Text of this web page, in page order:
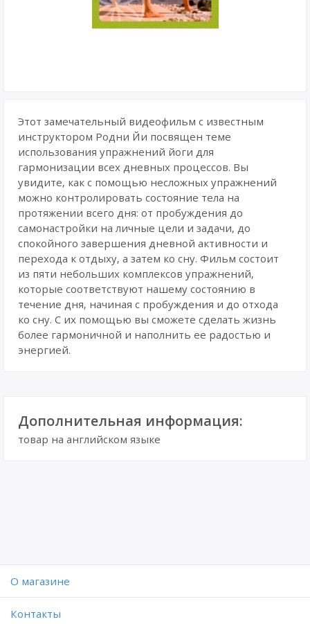
Этот замечательный видеофильм с известным
инструктором Родни Йи посвящен теме
использования упражнений йоги для
гармонизации всех дневных процессов. Вы
увидите, как с помощью несложных упражнений
можно контролировать состояние тела на
протяжении всего дня: от пробуждения до
самонастройки на личные цели и задачи, до
спокойного завершения дневной активности и
перехода к отдыху, а затем ко сну. Фильм состоит
из пяти небольших комплексов упражнений,
которые соответствуют нашему состоянию в
течение дня, начиная с пробуждения и до отхода
ко сну. С их помощью вы сможете сделать жизнь
более гармоничной и наполнить ее радостью и
энергией.
Дополнительная информация:
товар на английском языке
O магазине
Контакты